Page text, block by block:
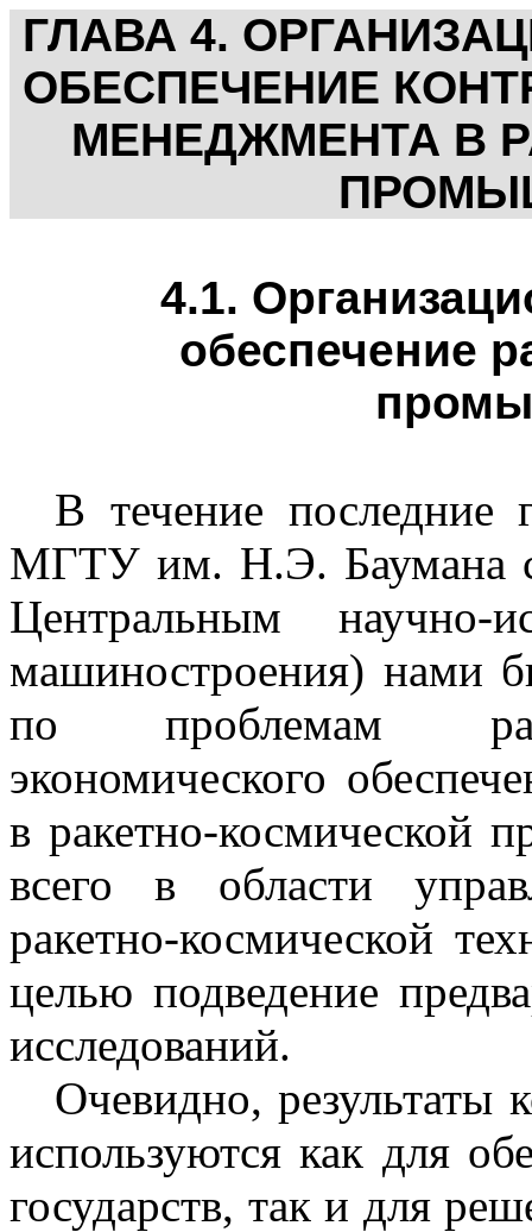
ГЛАВА 4.
ОБЕСПЕЧЕНИЕ
МЕНЕДЖМЕНТА В
4.1.
обеспечение
В течение последние
МГТУ им. Н.Э. Баумана с
Центральным научно-
машиностроения) нами
по проблемам
экономического
в ракетно-космической
всего в области
ракетно-космической
целью подведение
исследований.
Очевидно, результаты
используются как для
государств, так и для